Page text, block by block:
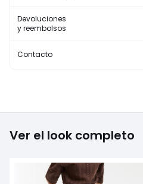
Devoluciones
y reembolsos
Contacto
Ver el look completo